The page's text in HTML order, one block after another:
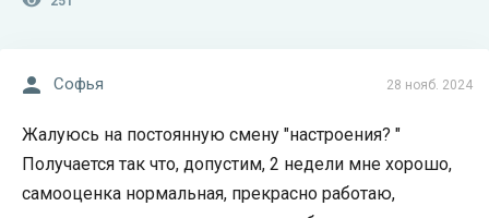
28 нояб. 2024
Софья
Жалуюсь на постоянную смену "настроения? "
Получается так что, допустим, 2 недели мне хорошо,
самооценка нормальная, прекрасно работаю,